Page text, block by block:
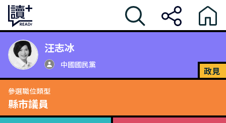
汪志冰
中國國民黨
政見
參選職位類型
縣市議員